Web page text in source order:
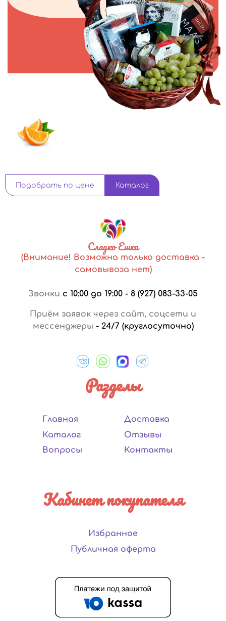
Подобрать по цене Каталог
Сладко Ешка
(Внимание! Возможна только доставка -
самовывоза нет)
Звонки с 10:00 до 19:00 - 8 (927) 083-33-05
Приём заявок через сайт, соцсети и
мессенджеры - 24/7 (круглосуточно)
Разделы
Главная
Каталог
Вопросы
Доставка
Отзывы
Контакты
Кабинет покупателя
Избранное
Публичная оферта